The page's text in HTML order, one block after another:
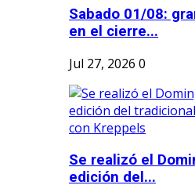
Sabado 01/08:
en el cierre...
Jul 27, 2026 0
Se realizó el
edición del...